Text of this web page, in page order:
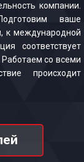
компании.
ваше
к международной
соответствует
со всеми
происходит